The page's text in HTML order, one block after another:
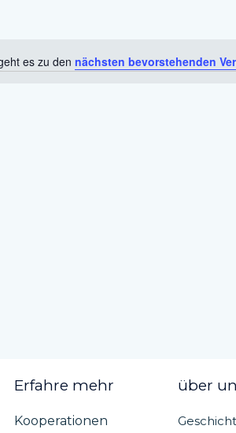
es zu den nächsten bevorstehenden
Erfahre mehr
Kooperationen
über